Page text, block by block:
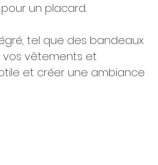
un placard..
tel que des bandeaux
vos vêtements et
et créer une ambiance